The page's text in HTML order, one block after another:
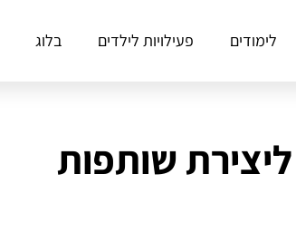
לימודים פעילויות לילדים בלוג
שותפות